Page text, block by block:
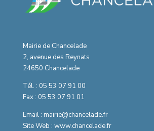
Mairie de Chancelade
2, avenue des Reynats
24650 Chancelade
Tél. : 05 53 07 91 00
Fax : 05 53 07 91 01
Email : mairie@chancelade.fr
Site Web : www.chancelade.fr